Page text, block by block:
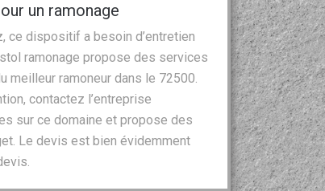
un ramonage
ce dispositif a besoin d’entretien
ramonage propose des services
meilleur ramoneur dans le 72500.
contactez l’entreprise
sur ce domaine et propose des
Le devis est bien évidemment